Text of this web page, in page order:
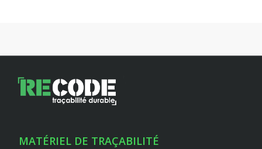
MATÉRIEL DE TRAÇABILITÉ